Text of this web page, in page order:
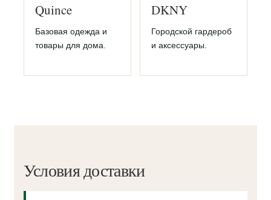
Quince
Базовая одежда и
товары для дома.
DKNY
Городской гардероб
и аксессуары.
Условия доставки